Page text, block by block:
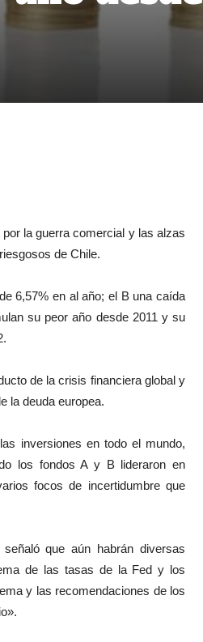
la guerra comercial y las alzas
de Chile.
6,57% en al año; el B una caída
su peor año desde 2011 y su
de la crisis financiera global y
la deuda europea.
inversiones en todo el mundo,
los fondos A y B lideraron en
focos de incertidumbre que
que aún habrán diversas
de las tasas de la Fed y los
y las recomendaciones de los